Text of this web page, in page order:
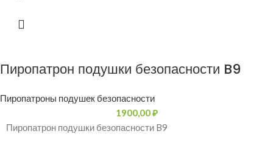
Пиропатрон подушки безопасности B9
Пиропатроны подушек безопасности
1900,00₽
Пиропатрон подушки безопасности B9